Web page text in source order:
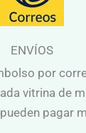
ENVÍOS
por
vitrina de
pagar